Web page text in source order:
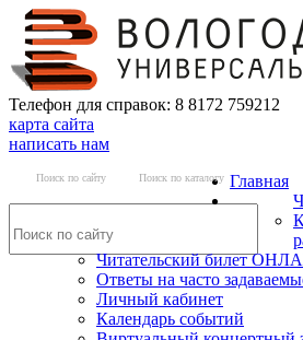
Телефон для справок: 8 8172 759212
карта сайта
написать нам
Поиск по сайту Поиск по каталогу Главная
Читательский билет
Ответы на часто
Личный кабинет
Календарь событий